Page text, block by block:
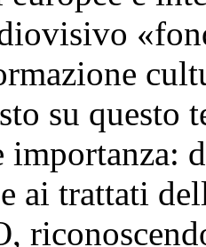
su questo
importanza:
ai trattati